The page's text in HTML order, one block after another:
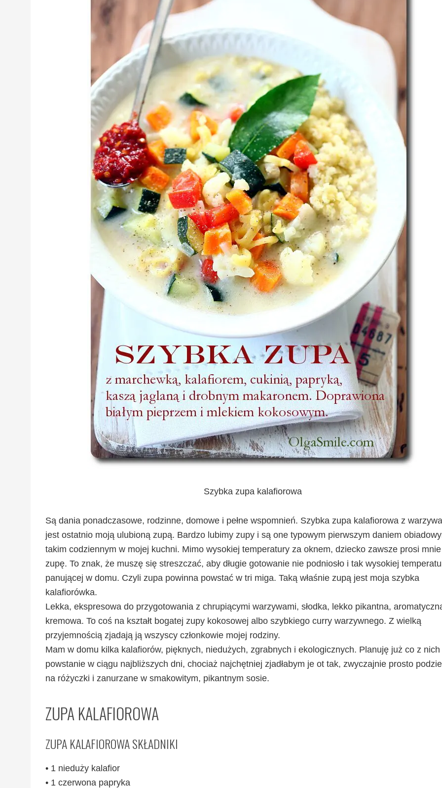
Szybka zupa kalafiorowa
Są dania ponadczasowe, rodzinne, domowe i pełne wspomnień. Szybka zupa kalafiorowa z
jest ostatnio moją ulubioną zupą. Bardzo lubimy zupy i są one typowym pierwszym daniem
takim codziennym w mojej kuchni. Mimo wysokiej temperatury za oknem, dziecko zawsze prosi
zupę. To znak, że muszę się streszczać, aby długie gotowanie nie podniosło i tak wysokiej
panującej w domu. Czyli zupa powinna powstać w tri miga. Taką właśnie zupą jest moja szybka
kalafiorówka.
Lekka, ekspresowa do przygotowania z chrupiącymi warzywami, słodka, lekko pikantna,
kremowa. To coś na kształt bogatej zupy kokosowej albo szybkiego curry warzywnego. Z wielką
przyjemnością zjadają ją wszyscy członkowie mojej rodziny.
Mam w domu kilka kalafiorów, pięknych, niedużych, zgrabnych i ekologicznych. Planuję już co z nich
powstanie w ciągu najbliższych dni, chociaż najchętniej zjadłabym je ot tak, zwyczajnie prosto
na różyczki i zanurzane w smakowitym, pikantnym sosie.
ZUPA KALAFIOROWA
ZUPA KALAFIOROWA SKŁADNIKI
• 1 nieduży kalafior
• 1 czerwona papryka